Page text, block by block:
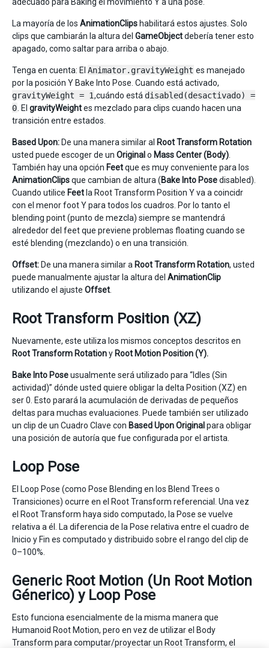
La mayoría de los AnimationClips habilitará estos ajustes. Solo
clips que cambiarán la altura del GameObjectdebería tener esto
apagado, como saltar para arriba o abajo.
Tenga en cuenta: El Animator.gravityWeight es manejado
por la posición Y Bake Into Pose. Cuando está activado,
gravityWeight = 1,cuándo está disabled(desactivado) =
0 . El gravityWeightes mezclado para clips cuando hacen una
transición entre estados.
Based Upon: De una manera similar al Root Transform Rotation
usted puede escoger de un Original o Mass Center (Body)
También hay una opción Feetque es muy conveniente para los
AnimationClipsque cambian de altura (Bake Into Posedisabled).
Cuando utilice Feet la Root Transform Position Y va a coincidr
con el menor foot Y para todos los cuadros. Por lo tanto el
blending point (punto de mezcla) siempre se mantendrá
alrededor del feet que previene problemas floating cuando se
esté blending (mezclando) o en una transición.
Offset: De una manera similar a Root Transform Rotation, usted
puede manualmente ajustar la altura del AnimationClip
utilizando el ajuste Offset
Root Transform Position (XZ)
Nuevamente, este utiliza los mismos conceptos descritos en
Root Transform Rotationy Root Motion Position (Y).
Bake Into Poseusualmente será utilizado para “Idles (Sin
actividad)” dónde usted quiere obligar la delta Position (XZ) en
ser 0. Esto parará la acumulación de derivadas de pequeños
deltas para muchas evaluaciones. Puede también ser utilizado
un clip de un Cuadro Clave con Based UponOriginal para obligar
una posición de autoría que fue configurada por el artista.
Loop Pose
El Loop Pose (como Pose Blending en los Blend Trees o
Transiciones) ocurre en el Root Transform referencial. Una vez
el Root Transform haya sido computado, la Pose se vuelve
relativa a él. La diferencia de la Pose relativa entre el cuadro de
Inicio y Fin es computado y distribuido sobre el rango del clip de
0–100%.
Generic Root Motion (Un Root Motion
Génerico) y Loop Pose
Esto funciona esencialmente de la misma manera que
Humanoid Root Motion, pero en vez de utilizar el Body
Transform para computar/proyectar un Root Transform, el